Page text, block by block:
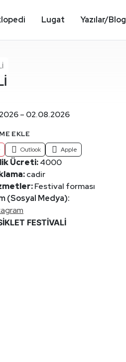
Lugat Yazılar/Blog
– 02.08.2026
EKLE
Outlook Apple
Ücreti:4000
cadir
Festival forması
(Sosyal Medya):
FESTİVALİ